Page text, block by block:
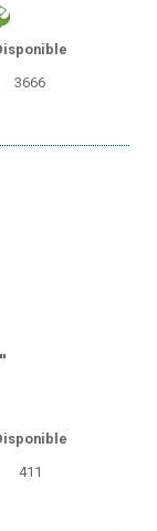
3666
411